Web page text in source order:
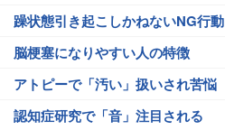
躁状態引き起こしかねないNG行動
脳梗塞になりやすい人の特徴
アトピーで「汚い」扱いされ苦悩
認知症研究で「音」注目される